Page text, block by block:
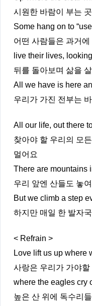
시원한 바람이 부는
Some hang on to
어떤 사람들은 과거에
live their lives,
뒤를 돌아보며 삶을
All we have is here
우리가 가진 전부는
All our life, out there
찾아야 할 우리의 모
멀어요
There are mountains
우리 앞엔 산들도 놓
But we climb a step
하지만 매일 한 발자
< Refrain >
Love lift us up where
사랑은 우리가 가야
where the eagles cry
높은 산 위에 독수리